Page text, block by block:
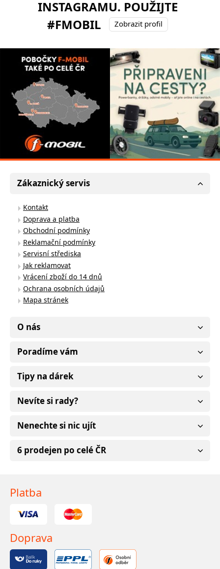
INSTAGRAMU. POUŽIJTE
#FMOBIL
Zobrazit profil
Zákaznický servis
Kontakt
Doprava a platba
Obchodní podmínky
Reklamační podmínky
Servisní střediska
Jak reklamovat
Vrácení zboží do 14 dnů
Ochrana osobních údajů
Mapa stránek
O nás
Poradíme vám
Tipy na dárek
Nevíte si rady?
Nenechte si nic ujít
6 prodejen po celé ČR
Platba
Doprava